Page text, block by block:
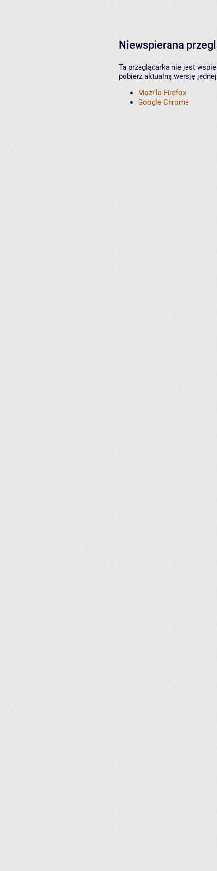
Niewspierana
Ta przeglądarka nie jest
pobierz aktualną wersję
Mozilla Firefox
Google Chrome